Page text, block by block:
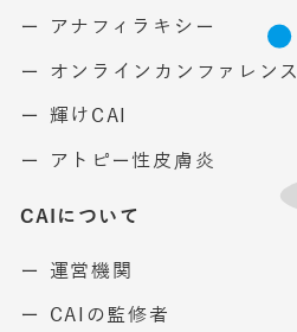
ー アナフィラキシー
ー オンラインカンファレンス
ー 輝けCAI
ー アトピー性皮膚炎
CAIについて
ー 運営機関
ー CAIの監修者